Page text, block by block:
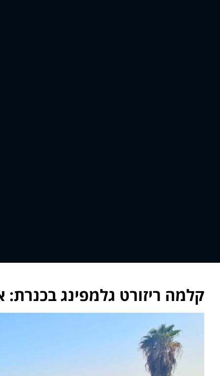
קלמה ריזורט גלמפינג בכנרת: